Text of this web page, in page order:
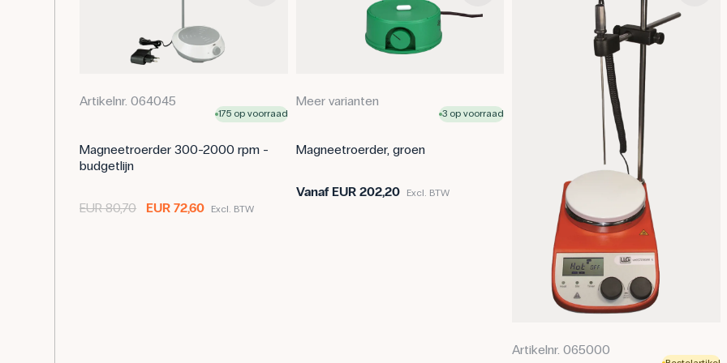
ontwikkeling, in de
roeren onder gecontroleerde
in laboratoria voor voeding en
moeten worden gehouden.
Specifikationer
Farve: Hvid
Dimensioner: (ø x l) 6 mm x
Materiale:
Længde (mm): 20 mm
Artikelnr. 064045
175 op voorraad
Magneetroerder 300-2000 rpm -
budgetlijn
EUR 80,70 EUR 72,60 Excl. BTW
Meer varianten
3 op voorraad
Magneetroerder, groen
VanafEUR 202,20 Excl. BTW
Artikelnr. 065000